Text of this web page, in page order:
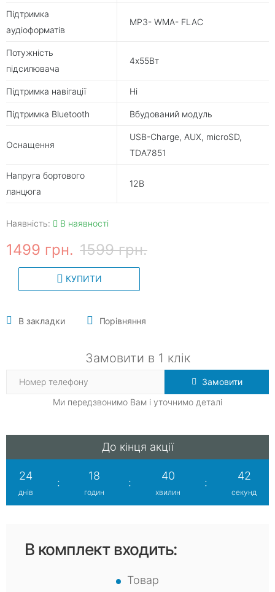
Підтримка
аудіоформатів
MP3- WMA- FLAC
Потужність
підсилювача
4х55Вт
Підтримка навігації Ні
Підтримка Bluetooth Вбудований модуль
Оснащення
USB-Charge, AUX, microSD,
TDA7851
Напруга бортового
ланцюга
12В
Наявність: В наявності
1499 грн. 1599 грн.
КУПИТИ
В закладки Порівняння
Замовити в 1 клік
Замовити
Ми передзвонимо Вам і уточнимо деталі
До кінця акції
24
днів
:
18
годин
:
40
хвилин
:
41
секунд
В комплект входить:
Товар